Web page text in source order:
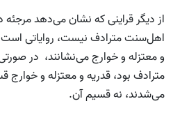
از دیگر قراینی که نشان می‌دهد مرجئه
اهل‌سنت مترادف نیست، روایاتی است
و معتزله و خوارج می‌نشانند، در
مترادف بود، قدریه و معتزله و
می‌شدند، نه قسیم آن.